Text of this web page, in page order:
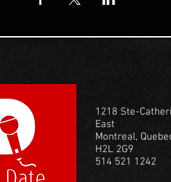
1218 Ste-
East
Montreal,
H2L 2G9
514 521 1242